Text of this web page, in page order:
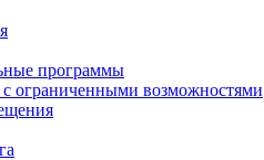
программы
с ограниченными возможностями